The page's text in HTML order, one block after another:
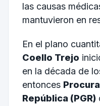
las causas
mantuvieron en
En el plano
Coello Trejo
en la década de
entonces
República (PGR)